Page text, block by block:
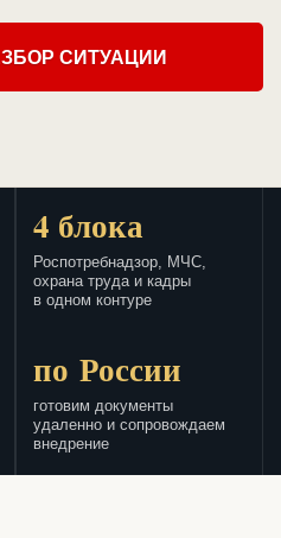
СИТУАЦИИ
4 блока
Роспотребнадзор, МЧС,
охрана труда и кадры
в одном контуре
по России
готовим документы
удаленно и сопровождаем
внедрение